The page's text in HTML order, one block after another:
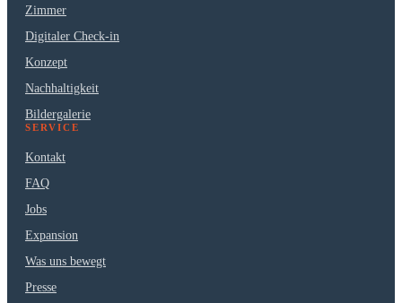
Zimmer
Digitaler Check-in
Konzept
Nachhaltigkeit
Bildergalerie
SERVICE
Kontakt
FAQ
Jobs
Expansion
Was uns bewegt
Presse